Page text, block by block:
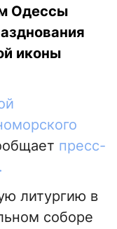
Одессы
иконы
пресс-
литургию в
соборе